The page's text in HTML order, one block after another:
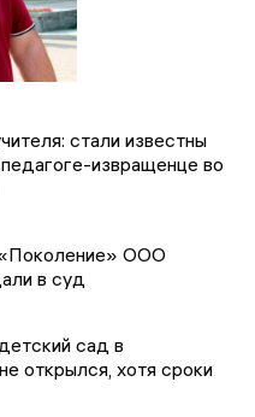
стали известны
извращенце во
ООО
в суд
сад в
открылся, хотя сроки